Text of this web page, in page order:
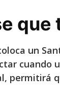
un
cuando
permitirá